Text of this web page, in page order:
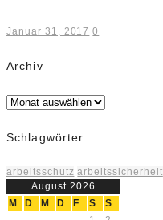
Januar 31, 2017 0
Archiv
Archiv
Schlagwörter
arbeitsschutz arbeitssicherheit
August 2026
M
D M D F S
S